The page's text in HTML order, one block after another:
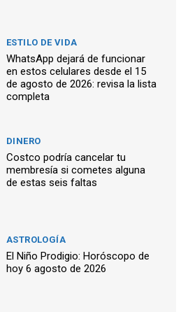
ESTILO DE VIDA
WhatsApp dejará de funcionar
en estos celulares desde el 15
de agosto de 2026: revisa la lista
completa
DINERO
Costco podría cancelar tu
membresía si cometes alguna
de estas seis faltas
ASTROLOGÍA
El Niño Prodigio: Horóscopo de
hoy 6 agosto de 2026